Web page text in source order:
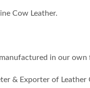
Cow Leather.
in our own
& Exporter of Leather